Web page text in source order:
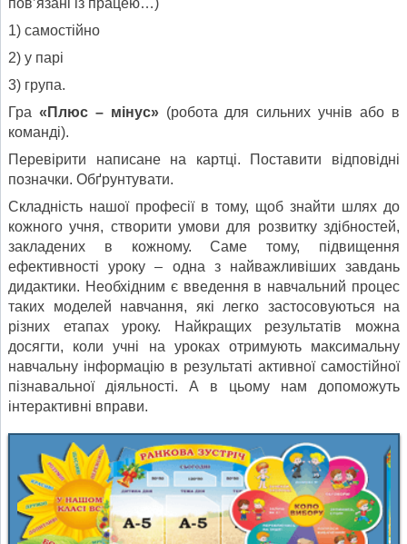
1) самостійно
2) у парі
3) група.
Гра «Плюс – мінус» (робота для сильних учнів або в
команді).
Перевірити написане на картці. Поставити відповідні
позначки. Обґрунтувати.
Складність нашої професії в тому, щоб знайти шлях до
кожного учня, створити умови для розвитку здібностей,
закладених в кожному. Саме тому, підвищення
ефективності уроку – одна з найважливіших завдань
дидактики. Необхідним є введення в навчальний процес
таких моделей навчання, які легко застосовуються на
різних етапах уроку. Найкращих результатів можна
досягти, коли учні на уроках отримують максимальну
навчальну інформацію в результаті активної самостійної
пізнавальної діяльності. А в цьому нам допоможуть
інтерактивні вправи.